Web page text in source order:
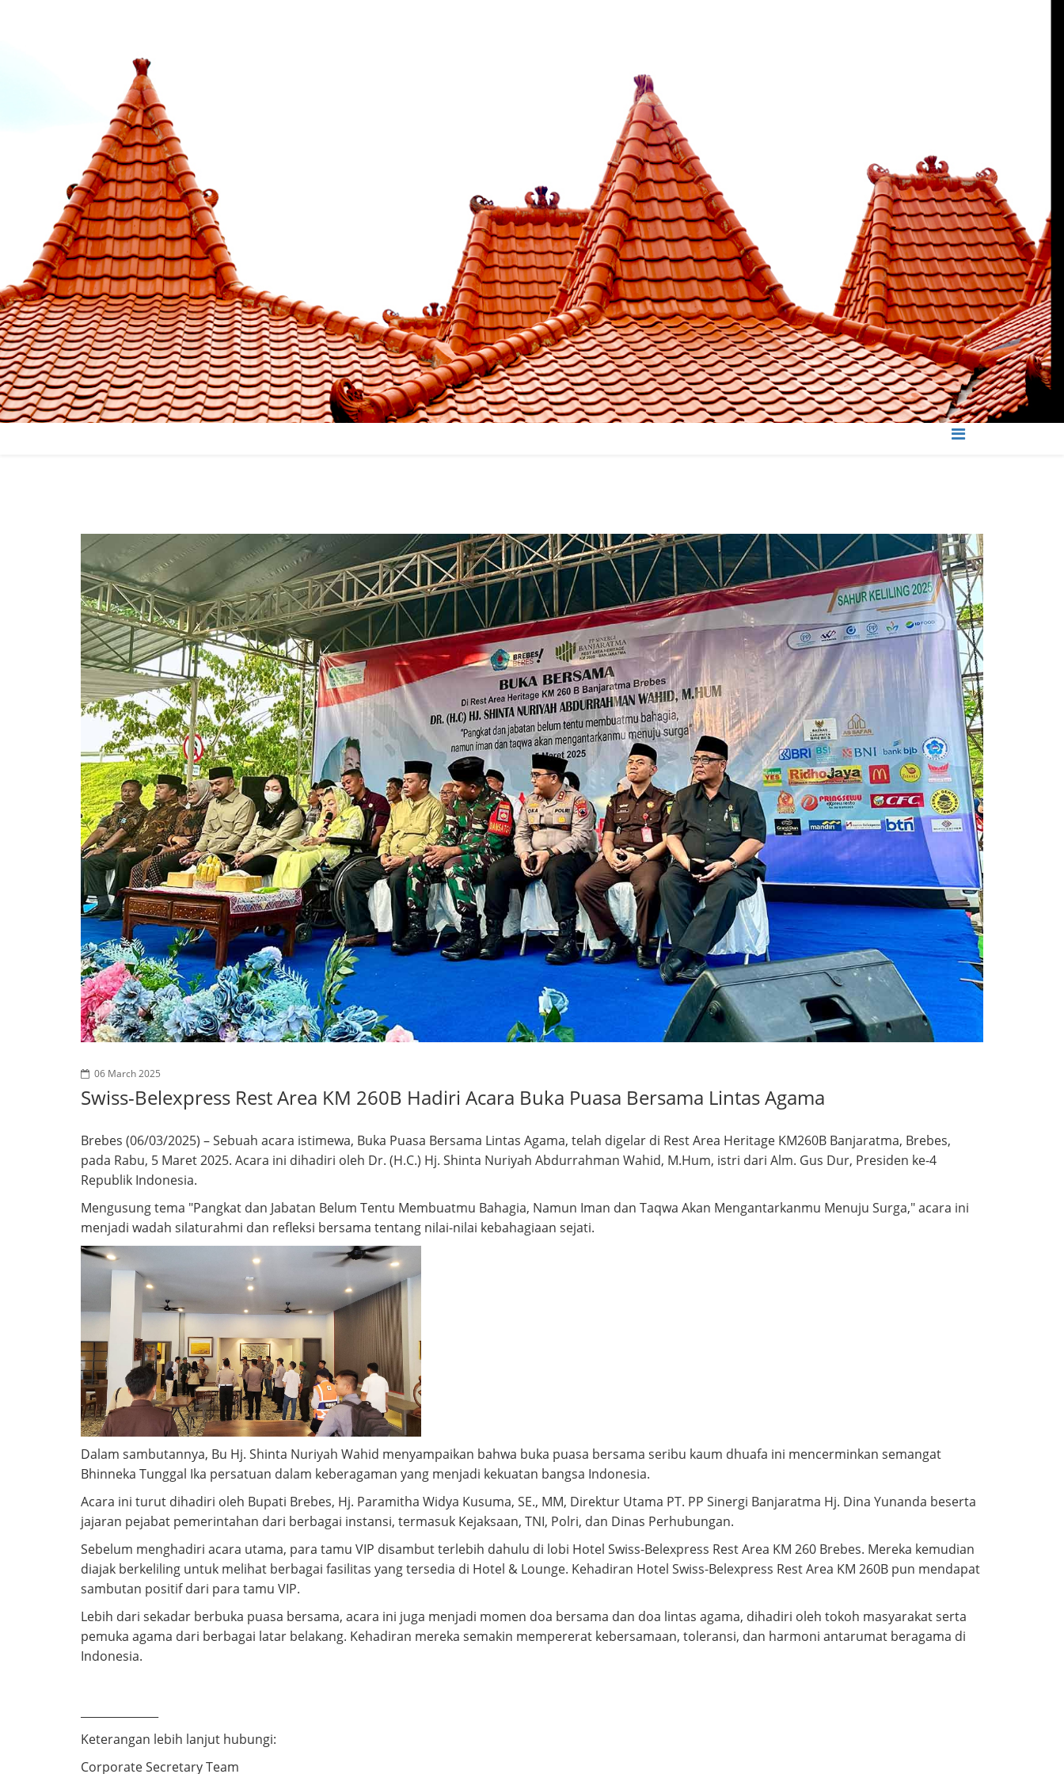
06 March 2025
Swiss-Belexpress Rest Area KM 260B Hadiri Acara Buka Puasa Bersama Lintas Agama
Brebes (06/03/2025) – Sebuah acara istimewa, Buka Puasa Bersama Lintas Agama, telah digelar di Rest Area Heritage KM260B Banjaratma, Brebes,
pada Rabu, 5 Maret 2025. Acara ini dihadiri oleh Dr. (H.C.) Hj. Shinta Nuriyah Abdurrahman Wahid, M.Hum, istri dari Alm. Gus Dur, Presiden ke-4
Republik Indonesia.
Mengusung tema "Pangkat dan Jabatan Belum Tentu Membuatmu Bahagia, Namun Iman dan Taqwa Akan Mengantarkanmu Menuju Surga," acara ini
menjadi wadah silaturahmi dan refleksi bersama tentang nilai-nilai kebahagiaan sejati.
Dalam sambutannya, Bu Hj. Shinta Nuriyah Wahid menyampaikan bahwa buka puasa bersama seribu kaum dhuafa ini mencerminkan semangat
Bhinneka Tunggal Ika persatuan dalam keberagaman yang menjadi kekuatan bangsa Indonesia.
Acara ini turut dihadiri oleh Bupati Brebes, Hj. Paramitha Widya Kusuma, SE., MM, Direktur Utama PT. PP Sinergi Banjaratma Hj. Dina Yunanda beserta
jajaran pejabat pemerintahan dari berbagai instansi, termasuk Kejaksaan, TNI, Polri, dan Dinas Perhubungan.
Sebelum menghadiri acara utama, para tamu VIP disambut terlebih dahulu di lobi Hotel Swiss-Belexpress Rest Area KM 260 Brebes. Mereka kemudian
diajak berkeliling untuk melihat berbagai fasilitas yang tersedia di Hotel & Lounge. Kehadiran Hotel Swiss-Belexpress Rest Area KM 260B pun mendapat
sambutan positif dari para tamu VIP.
Lebih dari sekadar berbuka puasa bersama, acara ini juga menjadi momen doa bersama dan doa lintas agama, dihadiri oleh tokoh masyarakat serta
pemuka agama dari berbagai latar belakang. Kehadiran mereka semakin mempererat kebersamaan, toleransi, dan harmoni antarumat beragama di
Indonesia.
Keterangan lebih lanjut hubungi:
Corporate Secretary Team